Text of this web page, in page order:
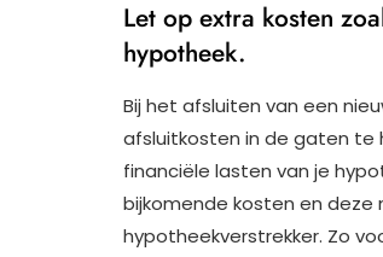
Let op extra kosten
hypotheek.
Bij het afsluiten van een
afsluitkosten in de gaten te
financiële lasten van je
bijkomende kosten en deze
hypotheekverstrekker. Zo